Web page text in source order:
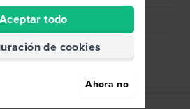
Pasadores de resorte
Si
Aceptar todo
de cookies
Ahora no